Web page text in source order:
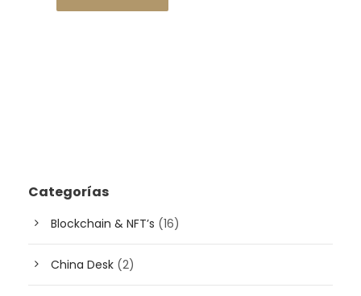
Categorías
Blockchain & NFT’s (16)
China Desk (2)